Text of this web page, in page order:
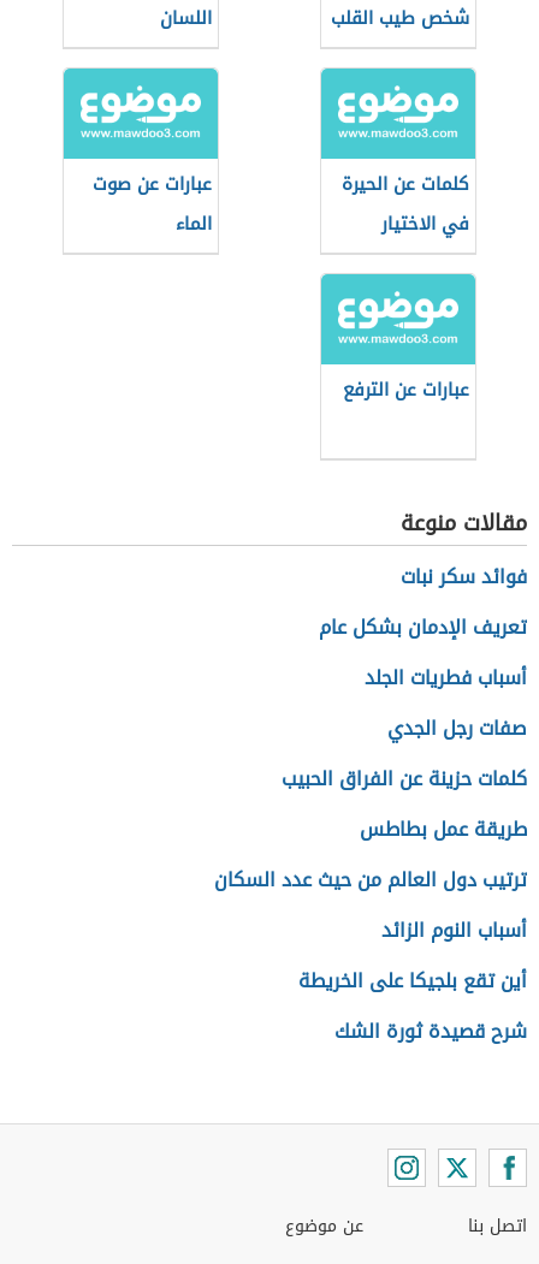
شخص طيب القلب
اللسان
كلمات عن الحيرة
في الاختيار
عبارات عن صوت
الماء
عبارات عن الترفع
مقالات منوعة
فوائد سكر نبات
تعريف الإدمان بشكل عام
أسباب فطريات الجلد
صفات رجل الجدي
كلمات حزينة عن الفراق الحبيب
طريقة عمل بطاطس
ترتيب دول العالم من حيث عدد السكان
أسباب النوم الزائد
أين تقع بلجيكا على الخريطة
شرح قصيدة ثورة الشك
اتصل بنا
عن موضوع